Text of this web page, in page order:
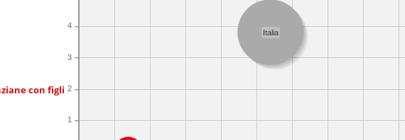
con figli
1
2
3
4
Italia